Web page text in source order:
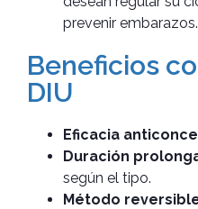
prevenir embarazos.
Beneficios
DIU
Eficacia
Duración
según el tipo.
Método